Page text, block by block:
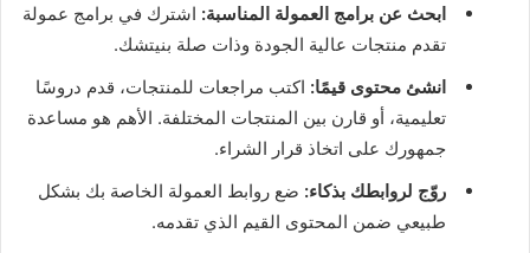
ابحث عن برامج العمولة المناسبة: اشترك في برامج عمولة
تقدم منتجات عالية الجودة وذات صلة بنيتشك.
انشئ محتوى قيمًا: اكتب مراجعات للمنتجات، قدم دروسًا
تعليمية، أو قارن بين المنتجات المختلفة. الأهم هو مساعدة
جمهورك على اتخاذ قرار الشراء.
روّج لروابطك بذكاء: ضع روابط العمولة الخاصة بك بشكل
طبيعي ضمن المحتوى القيم الذي تقدمه.